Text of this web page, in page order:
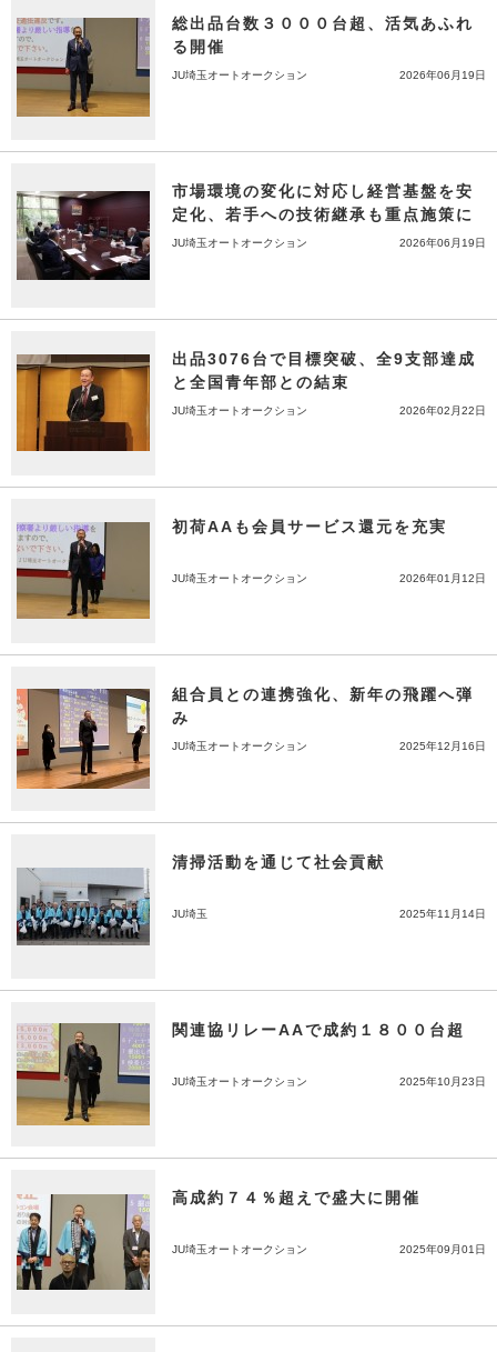
総出品台数３０００台超、活気あふれ
る開催
JU埼玉オートオークション 2026年06月19日
市場環境の変化に対応し経営基盤を安
定化、若手への技術継承も重点施策に
JU埼玉オートオークション 2026年06月19日
出品3076台で目標突破、全9支部達成
と全国青年部との結束
JU埼玉オートオークション 2026年02月22日
初荷AAも会員サービス還元を充実
JU埼玉オートオークション 2026年01月12日
組合員との連携強化、新年の飛躍へ弾
み
JU埼玉オートオークション 2025年12月16日
清掃活動を通じて社会貢献
JU埼玉 2025年11月14日
関連協リレーAAで成約１８００台超
JU埼玉オートオークション 2025年10月23日
高成約７４％超えで盛大に開催
JU埼玉オートオークション 2025年09月01日